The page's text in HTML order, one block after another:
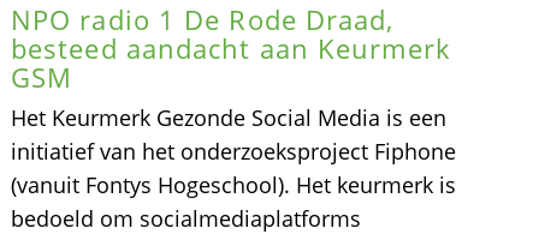
NPO radio 1 De Rode Draad,
besteed aandacht aan Keurmerk
GSM
Het Keurmerk Gezonde Social Media is een
initiatief van het onderzoeksproject Fiphone
(vanuit Fontys Hogeschool). Het keurmerk is
bedoeld om socialmediaplatforms